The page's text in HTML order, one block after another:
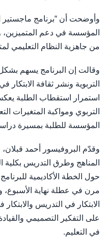
وأوضحت أن “برنامج ماجستير
المؤسسة في دعم المتميزين،
من جاهزية النظام التعليمي
وقالت إن البرنامج يسهم
التربوية ونشر ثقافة الابتكار
استمرار استقطاب الطلبة
التربوي ومواكبة المتغيرات
المؤسسة للطلبة بمسيرة
وقدّم البروفيسور أحمد
المناهج وطرق التدريس بكلية
مرن في عطلة نهاية
الابتكار في التدريس
على التفكير التصميمي والقيادة
في التعليم.